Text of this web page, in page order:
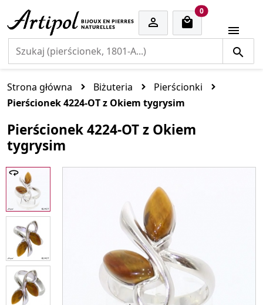

0cart items

Strona główna Biżuteria
Pierścionki
Pierścionek 4224-OT z Okiem tygrysim
Pierścionek 4224-OT z Okiem
tygrysim